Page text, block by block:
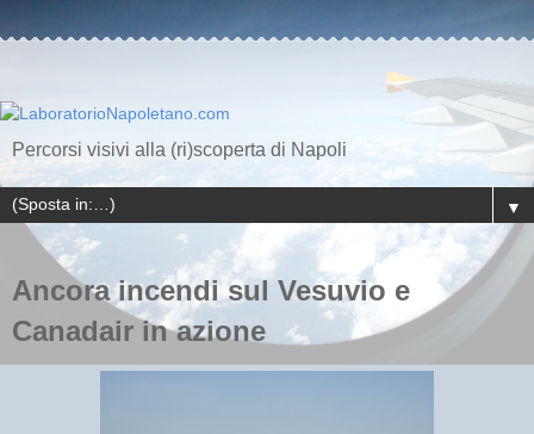
Percorsi visivi alla (ri)scoperta di Napoli
▼
Ancora incendi sul Vesuvio e
Canadair in azione